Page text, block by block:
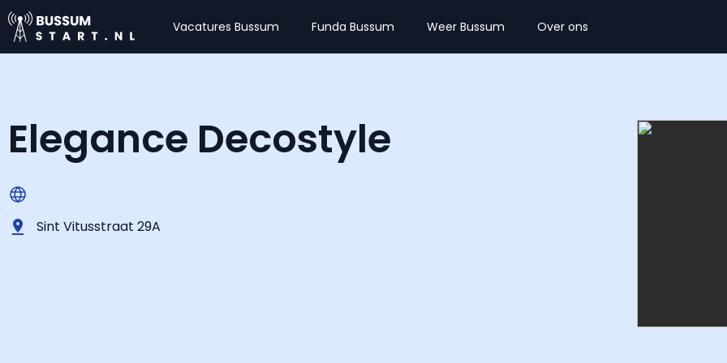
Vacatures Bussum Funda Bussum Weer Bussum Over ons
Elegance Decostyle
Sint Vitusstraat 29A